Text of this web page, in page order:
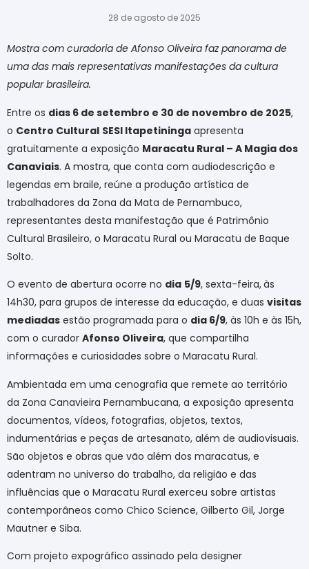
28 de agosto de 2025
Mostra com curadoria de Afonso Oliveira faz panorama de
uma das mais representativas manifestações da cultura
popular brasileira.
Entre os dias 6 de setembro e 30 de novembro de 2025,
o Centro Cultural SESI Itapetininga apresenta
gratuitamente a exposição Maracatu Rural – A Magia dos
Canaviais. A mostra, que conta com audiodescrição e
legendas em braile, reúne a produção artística de
trabalhadores da Zona da Mata de Pernambuco,
representantes desta manifestação que é Patrimônio
Cultural Brasileiro, o Maracatu Rural ou Maracatu de Baque
Solto.
O evento de abertura ocorre no dia 5/9, sexta-feira,às
14h30, para grupos de interesse da educação, e duas visitas
mediadas estão programada para o dia 6/9, às 10h e às 15h,
com o curador Afonso Oliveira, que compartilha
informações e curiosidades sobre o Maracatu Rural.
Ambientada em uma cenografia que remete ao território
da Zona Canavieira Pernambucana, a exposição apresenta
documentos, vídeos, fotografias, objetos, textos,
indumentárias e peças de artesanato, além de audiovisuais.
São objetos e obras que vão além dos maracatus, e
adentram no universo do trabalho, da religião e das
influências que o Maracatu Rural exerceu sobre artistas
contemporâneos como Chico Science, Gilberto Gil, Jorge
Mautner e Siba.
Com projeto expográfico assinado pela designer